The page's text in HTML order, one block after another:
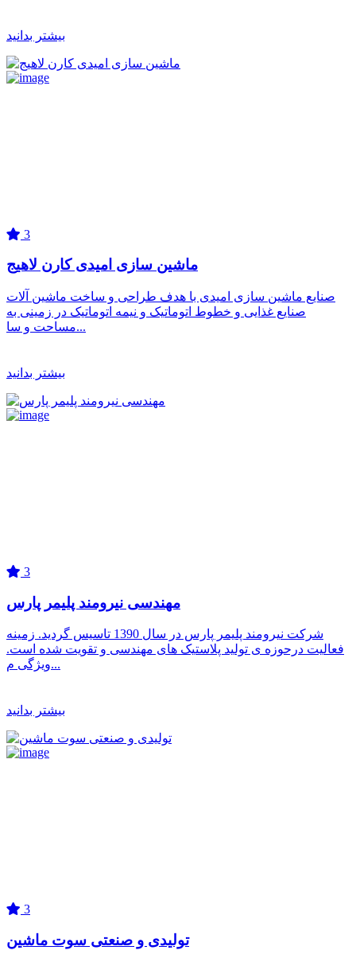
بیشتر بدانید
3
ماشین سازی امیدی کارن لاهیج
صنایع ماشین سازی امیدی با هدف طراحی و ساخت ماشین آلات
صنایع غذایی و خطوط اتوماتیک و نیمه اتوماتیک در زمینی به
مساحت و سا...
بیشتر بدانید
3
مهندسی نیرومند پلیمر پارس
شرکت نیرومند پلیمر پارس در سال 1390 تاسیس گردید. زمینه
فعالیت درحوزه ی تولید پلاستیک های مهندسی و تقویت شده است.
ویژگی م...
بیشتر بدانید
3
تولیدی و صنعتی سوت ماشین